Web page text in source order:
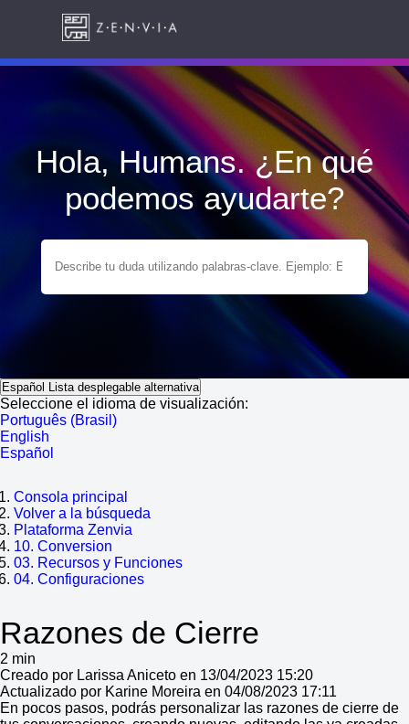
Hola, Humans. ¿En qué
podemos ayudarte?
Español Lista desplegable alternativa
Seleccione el idioma de visualización:
Português (Brasil)
English
Español
Consola principal
Volver a la búsqueda
Plataforma Zenvia
10. Conversion
03. Recursos y Funciones
04. Configuraciones
Razones de Cierre
2 min
Creado por Larissa Aniceto en 13/04/2023 15:20
Actualizado por Karine Moreira en 04/08/2023 17:11
En pocos pasos, podrás personalizar las razones de cierre de